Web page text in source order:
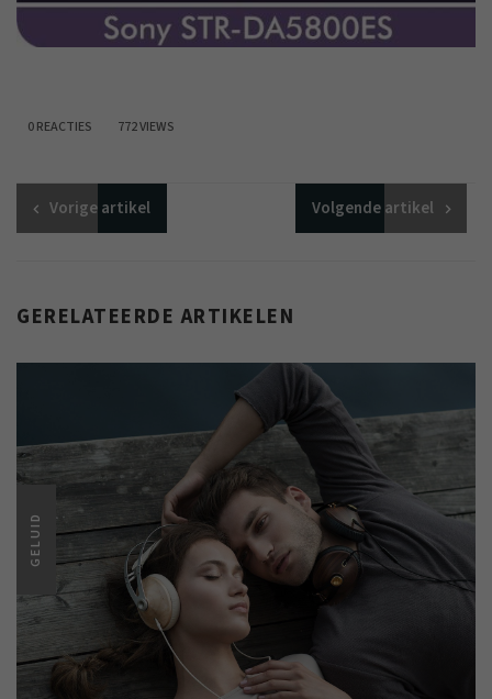
0 REACTIES 772 VIEWS
Vorigeartikel Volgendeartikel
GERELATEERDE ARTIKELEN
GELUID